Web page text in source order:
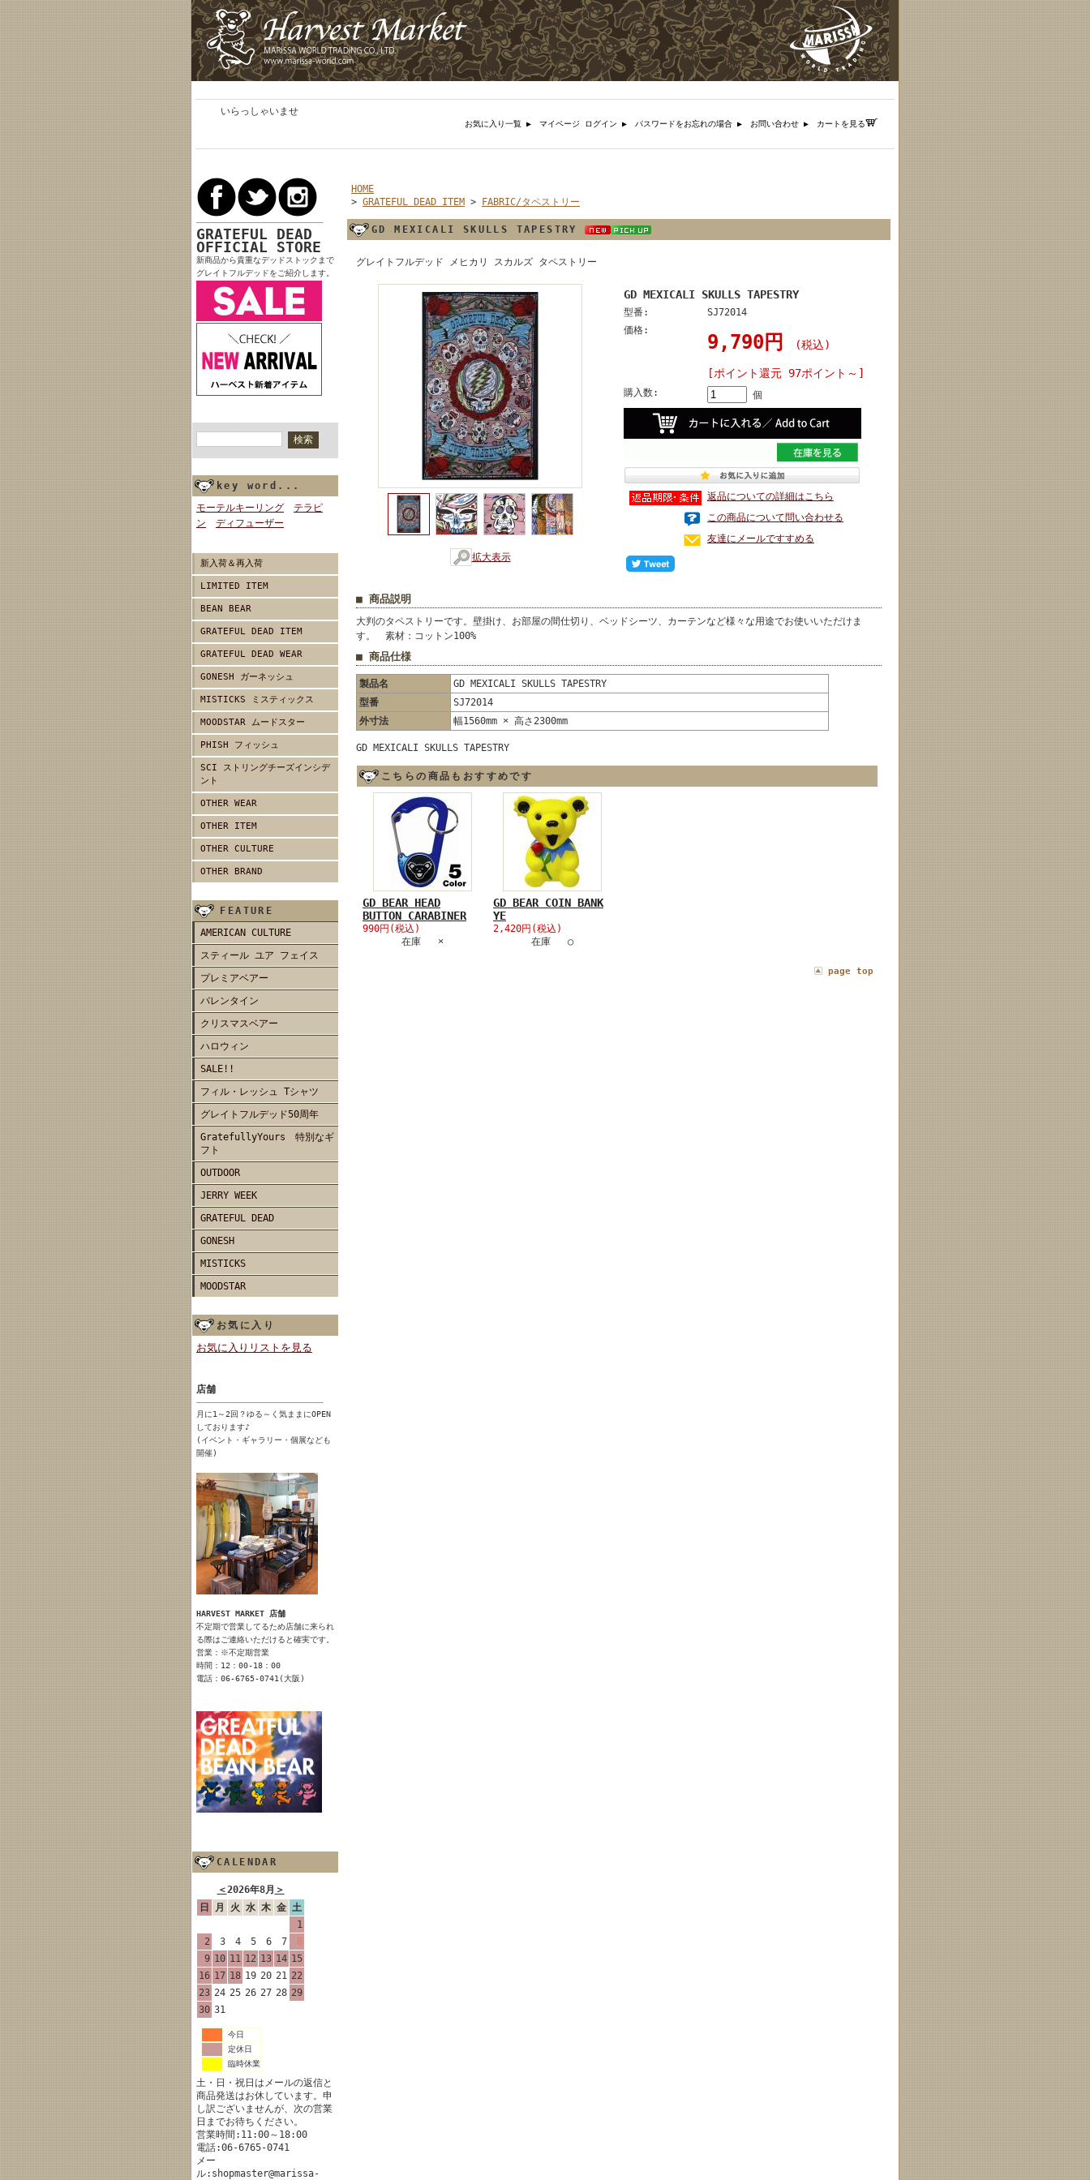
いらっしゃいませ
お気に入り一覧 ▶︎ マイページ ログイン ▶︎ パスワードをお忘れの場合 ▶︎ お問い合わせ ▶︎ カートを見る
GRATEFUL DEAD
OFFICIAL STORE
新商品から貴重なデッドストックまで
グレイトフルデッドをご紹介します。
key word...
モーテルキーリング
テラピ
ン
ディフューザー
新入荷＆再入荷
LIMITED ITEM
BEAN BEAR
GRATEFUL DEAD ITEM
GRATEFUL DEAD WEAR
GONESH ガーネッシュ
MISTICKS ミスティックス
MOODSTAR ムードスター
PHISH フィッシュ
SCI ストリングチーズインシデ
ント
OTHER WEAR
OTHER ITEM
OTHER CULTURE
OTHER BRAND
FEATURE
AMERICAN CULTURE
スティール ユア フェイス
プレミアベアー
バレンタイン
クリスマスベアー
ハロウィン
SALE!!
フィル・レッシュ Tシャツ
グレイトフルデッド50周年
GratefullyYours 特別なギ
フト
OUTDOOR
JERRY WEEK
GRATEFUL DEAD
GONESH
MISTICKS
MOODSTAR
お気に入り
お気に入りリストを見る
店舗
月に1～2回？ゆる～く気ままにOPEN
しております♪
(イベント・ギャラリー・個展なども
開催)
HARVEST MARKET 店舗
不定期で営業してるため店舗に来られ
る際はご連絡いただけると確実です。
営業：※不定期営業
時間：12：00-18：00
電話：06-6765-0741(大阪)
CALENDAR
＜2026年8月 ＞
日
月 火 水 木 金 土
1
2
3 4 5 6 7
8
9 10 11 12 13 14 15
16 17 18 19 20 21 22
23 24 25 26 27 28 29
30 31
今日
定休日
臨時休業
土・日・祝日はメールの返信と
商品発送はお休しています。申
し訳ございませんが、次の営業
日までお待ちください。
営業時間:11:00～18:00
電話:06-6765-0741
メー
ル:shopmaster@marissa-
HOME
> GRATEFUL DEAD ITEM > FABRIC/タペストリー
GD MEXICALI SKULLS TAPESTRY
グレイトフルデッド メヒカリ スカルズ タペストリー
拡大表示
GD MEXICALI SKULLS TAPESTRY
型番:
SJ72014
価格:
9,790円 (税込)
[ポイント還元 97ポイント～]
購入数: 個
返品についての詳細はこちら
この商品について問い合わせる
友達にメールですすめる
■ 商品説明
大判のタペストリーです。壁掛け、お部屋の間仕切り、ベッドシーツ、カーテンなど様々な用途でお使いいただけま
す。 素材：コットン100%
■ 商品仕様
製品名
GD MEXICALI SKULLS TAPESTRY
型番
SJ72014
外寸法
幅1560mm × 高さ2300mm
GD MEXICALI SKULLS TAPESTRY
こちらの商品もおすすめです
GD BEAR HEAD
BUTTON CARABINER
990円(税込)
在庫 ×
GD BEAR COIN BANK
YE
2,420円(税込)
在庫 ○
page top